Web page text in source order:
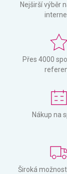
Nejširší výběr
Přes 4000
Nákup na
Široká